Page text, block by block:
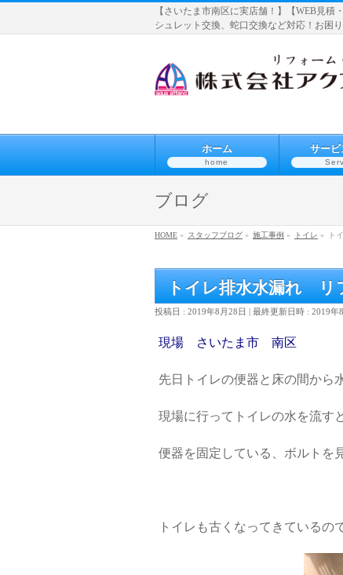
【さいたま市南区に実店舗！】【WEB見
シュレット交換、蛇口交換など対応！お困
ホーム
home
サービ
ブログ
HOME » スタッフブログ » 施工事例 » トイレ » ト
トイレ排水水漏れ リ
投稿日 : 2019年8月28日 最終更新日時 : 2019年
現場 さいたま市 南区
先日トイレの便器と床の間から
現場に行ってトイレの水を流す
便器を固定している、ボルトを
トイレも古くなってきているの